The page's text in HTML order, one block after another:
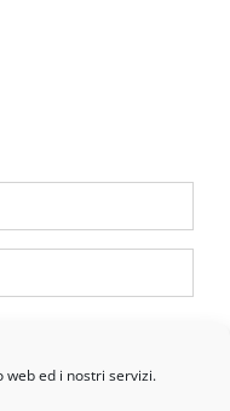
ed i nostri servizi.